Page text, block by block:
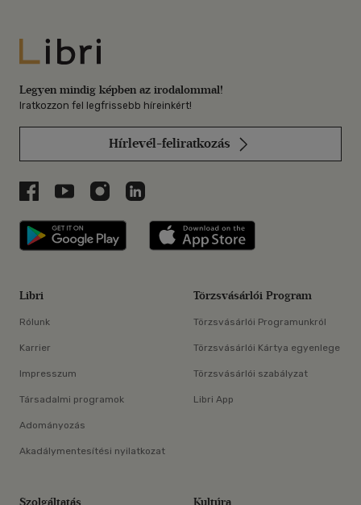
Libri
Legyen mindig képben az irodalommal!
Iratkozzon fel legfrissebb híreinkért!
Hírlevél-feliratkozás
Libri a Facebookon
Libri a Youtube-on
Libri az Instagramon
Libri a LinkedInen
Libri applikáció Szerezd meg: Google
Libri
Rólunk
Karrier
Impresszum
Társadalmi programok
Adományozás
Akadálymentesítési nyilatkozat
Törzsvásárlói Program
Törzsvásárlói Programunkról
Törzsvásárlói Kártya egyenlege
Törzsvásárlói szabályzat
Libri App
Szolgáltatás Kultúra